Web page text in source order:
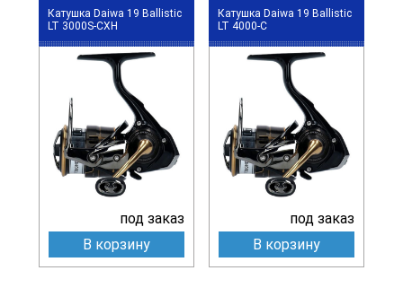
Катушка Daiwa 19 Ballistic
LT 3000S-CXH
под заказ
В корзину
Катушка Daiwa 19 Ballistic
LT 4000-C
под заказ
В корзину